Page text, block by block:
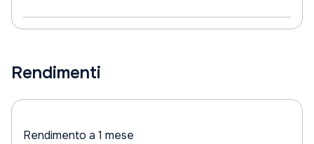
Rendimenti
Rendimento a 1 mese